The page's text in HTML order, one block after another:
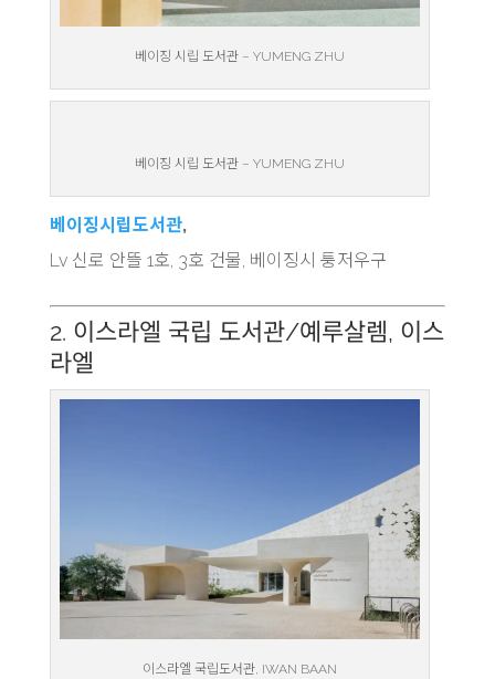
베이징 시립 도서관 – YUMENG ZHU
베이징 시립 도서관 – YUMENG ZHU
베이징시립도서관,
Lv 신로 안뜰 1호, 3호 건물, 베이징시 퉁저우구
2. 이스라엘 국립 도서관/예루살렘, 이스
라엘
이스라엘 국립도서관, IWAN BAAN